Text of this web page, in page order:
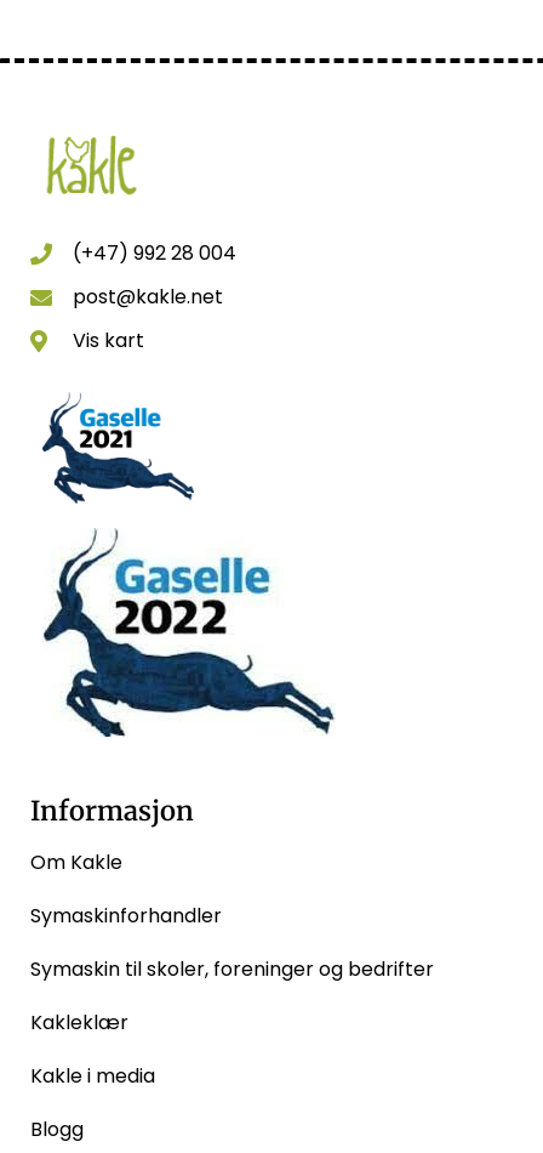
(+47) 992 28 004
post@kakle.net
Vis kart
Informasjon
Om Kakle
Symaskinforhandler
Symaskin til skoler, foreninger og bedrifter
Kakleklær
Kakle i media
Blogg